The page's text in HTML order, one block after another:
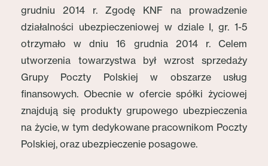
grudniu 2014 r. Zgodę KNF na prowadzenie
działalności ubezpieczeniowej w dziale I, gr. 1-5
otrzymało w dniu 16 grudnia 2014 r. Celem
utworzenia towarzystwa był wzrost sprzedaży
Grupy Poczty Polskiej w obszarze usług
finansowych. Obecnie w ofercie spółki życiowej
znajdują się produkty grupowego ubezpieczenia
na życie, w tym dedykowane pracownikom Poczty
Polskiej, oraz ubezpieczenie posagowe.